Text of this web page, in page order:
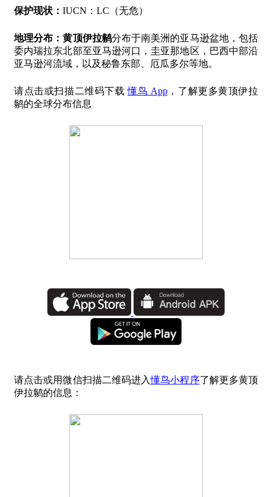
保护现状： IUCN：LC（无危）
地理分布：黄顶伊拉鹟分布于南美洲的亚马逊盆地，包括
委内瑞拉东北部至亚马逊河口，圭亚那地区，巴西中部沿
亚马逊河流域，以及秘鲁东部、厄瓜多尔等地。
请点击或扫描二维码下载懂鸟 App，了解更多黄顶伊拉
鹟的全球分布信息
请点击或用微信扫描二维码进入懂鸟小程序了解更多黄顶
伊拉鹟的信息：